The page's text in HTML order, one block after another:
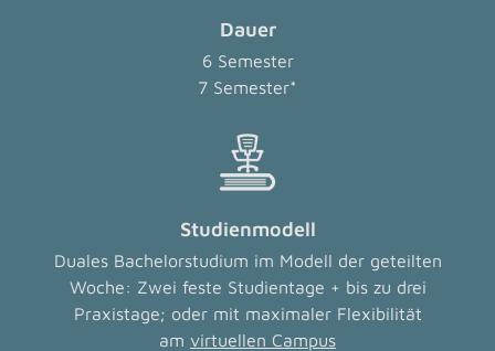
Dauer
6 Semester
7 Semester*
Studienmodell
Duales Bachelorstudium im Modell der geteilten
Woche: Zwei feste Studientage + bis zu drei
Praxistage; oder mit maximaler Flexibilität
am virtuellen Campus